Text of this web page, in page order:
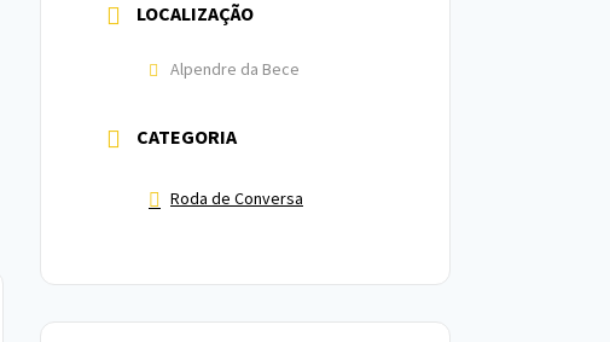
LOCALIZAÇÃO
Alpendre da Bece
CATEGORIA
Roda de Conversa